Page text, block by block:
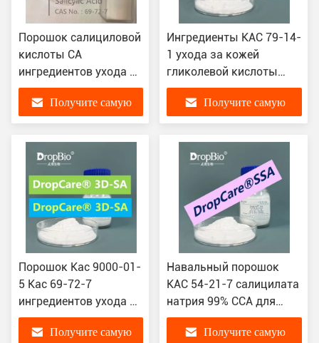
Порошок салициловой
кислоты СА
ингредиентов ухода за
кожей КАС 69-72-7
сырцовый для заботы
угорь
Получите самую
Ингредиенты КАС 79-14-
1 ухода за кожей
гликолевой кислоты
сырцовые 99% или 70%
фруктовая кислота
Микромолекуле
Получите самую
Порошок Кас 9000-01-
5 Кас 69-72-7
ингредиентов ухода за
кожей салициловой
кислоты сырцовый
Получите самую
Навальный порошок
КАС 54-21-7 салицилата
натрия 99% ССА для
антибактериального
угорь
Получите самую